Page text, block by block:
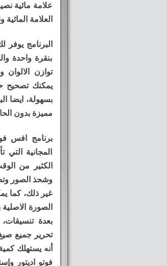
علامة مائية
العلامة
البرنامج يوفر
بنقرة واحدة
توازن
يمكنك تصحيح
بسهولة، ايضا
مميزة بدون
المجانية
الكثير من
وشحذ الصور
غير ذلك، كما
الصورة
بعدة
أنه يستهلك
فوتو اديتور